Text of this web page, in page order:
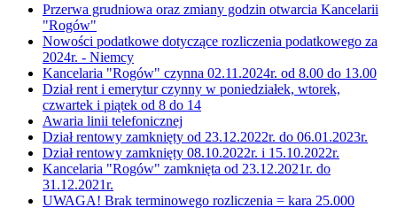
Przerwa grudniowa oraz zmiany godzin otwarcia Kancelarii
"Rogów"
Nowości podatkowe dotyczące rozliczenia podatkowego za
2024r. - Niemcy
Kancelaria "Rogów" czynna 02.11.2024r. od 8.00 do 13.00
Dział rent i emerytur czynny w poniedziałek, wtorek,
czwartek i piątek od 8 do 14
Awaria linii telefonicznej
Dział rentowy zamknięty od 23.12.2022r. do 06.01.2023r.
Dział rentowy zamknięty 08.10.2022r. i 15.10.2022r.
Kancelaria "Rogów" zamknięta od 23.12.2021r. do
31.12.2021r.
UWAGA! Brak terminowego rozliczenia = kara 25.000